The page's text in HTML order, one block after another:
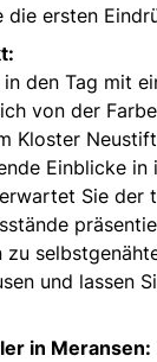
ersten
den Tag mit
von der
Kloster
Einblicke in
Sie der
und lassen
in Meransen: